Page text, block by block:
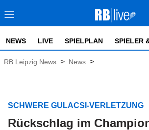
NEWS LIVE SPIELPLAN SPIELER
RB Leipzig News > News >
SCHWERE GULACSI-VERLETZUNG
Rückschlag im